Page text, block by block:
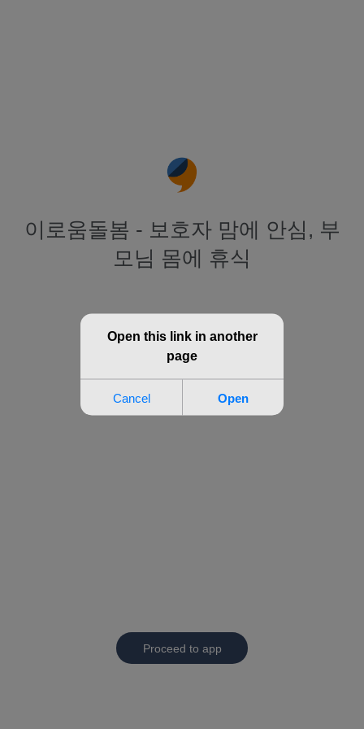
이로움돌봄 - 보호자 맘에 안심, 부
모님 몸에 휴식
Proceed to app